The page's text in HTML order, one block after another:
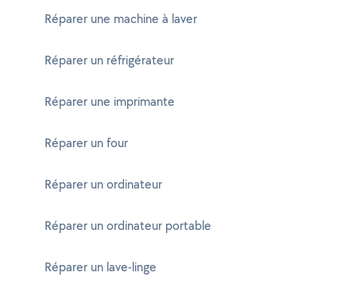
Réparer une machine à laver
Réparer un réfrigérateur
Réparer une imprimante
Réparer un four
Réparer un ordinateur
Réparer un ordinateur portable
Réparer un lave-linge